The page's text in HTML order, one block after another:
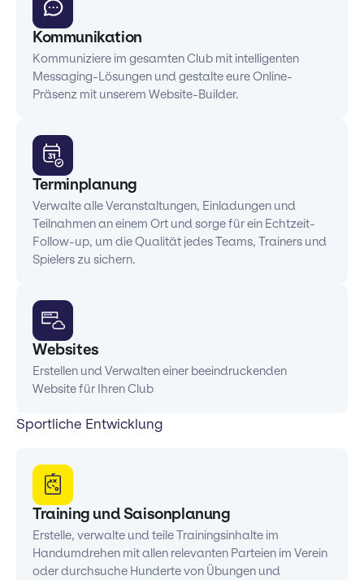
Kommunikation
Kommuniziere im gesamten Club mit intelligenten
Messaging-Lösungen und gestalte eure Online-
Präsenz mit unserem Website-Builder.
Terminplanung
Verwalte alle Veranstaltungen, Einladungen und
Teilnahmen an einem Ort und sorge für ein Echtzeit-
Follow-up, um die Qualität jedes Teams, Trainers und
Spielers zu sichern.
Websites
Erstellen und Verwalten einer beeindruckenden
Website für Ihren Club
Sportliche Entwicklung
Training und Saisonplanung
Erstelle, verwalte und teile Trainingsinhalte im
Handumdrehen mit allen relevanten Parteien im Verein
oder durchsuche Hunderte von Übungen und